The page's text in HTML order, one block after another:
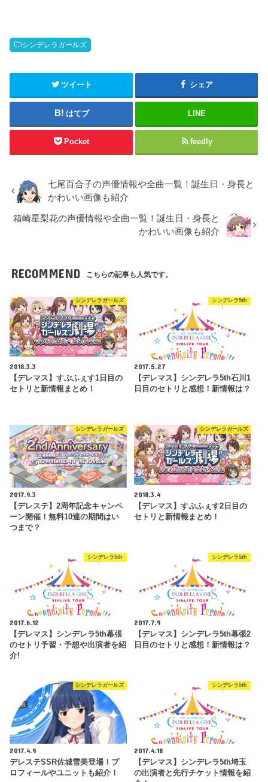
シンデレラガールズ
ツイート シェア
はてブ LINE
Pocket feedly
七尾百合子の声優情報や全曲一覧！誕生日・身長と
かわいい画像も紹介
箱崎星梨花の声優情報や全曲一覧！誕生日・身長と
かわいい画像も紹介
RECOMMEND こちらの記事も人気です。
シンデレラガールズ
2018.3.3
【デレマス】すぷふぇす1日目の
セトリと新情報まとめ！
シンデレラ5th
2017.5.27
【デレマス】シンデレラ5th石川1
日目のセトリと感想！新情報は？
シンデレラガールズ
2017.9.3
【デレステ】2周年記念キャンペ
ーン開催！無料10連の期間はい
つまで？
シンデレラガールズ
2018.3.4
【デレマス】すぷふぇす2日目の
セトリと新情報まとめ！
シンデレラ5th
2017.6.12
【デレマス】シンデレラ5th幕張
のセトリ予習・予想や出演者を紹
介!
シンデレラ5th
2017.7.9
【デレマス】シンデレラ5th幕張2
日目のセトリと感想！新情報は？
シンデレラガールズ
2017.4.9
デレステSSR佐城雪美登場！プ
ロフィールやユニットも紹介！
シンデレラ5th
2017.4.18
【デレマス】シンデレラ5th埼玉
の出演者と先行チケット情報を紹